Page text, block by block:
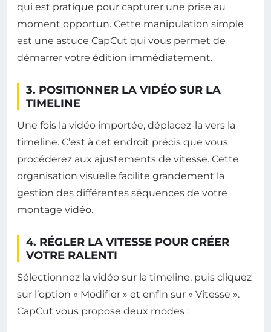
qui est pratique pour capturer une prise au
moment opportun. Cette manipulation simple
est une astuce CapCut qui vous permet de
démarrer votre édition immédiatement.
3. POSITIONNER LA VIDÉO SUR LA
TIMELINE
Une fois la vidéo importée, déplacez-la vers la
timeline. C’est à cet endroit précis que vous
procéderez aux ajustements de vitesse. Cette
organisation visuelle facilite grandement la
gestion des différentes séquences de votre
montage vidéo.
4. RÉGLER LA VITESSE POUR CRÉER
VOTRE RALENTI
Sélectionnez la vidéo sur la timeline, puis cliquez
sur l’option « Modifier » et enfin sur « Vitesse ».
CapCut vous propose deux modes :